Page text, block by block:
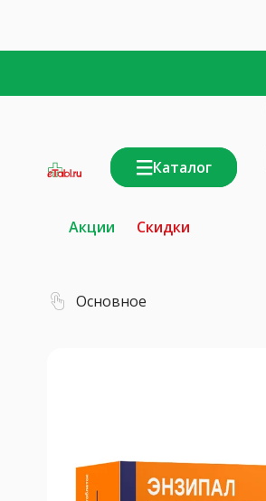
Каталог
Акции Скидки
Основное